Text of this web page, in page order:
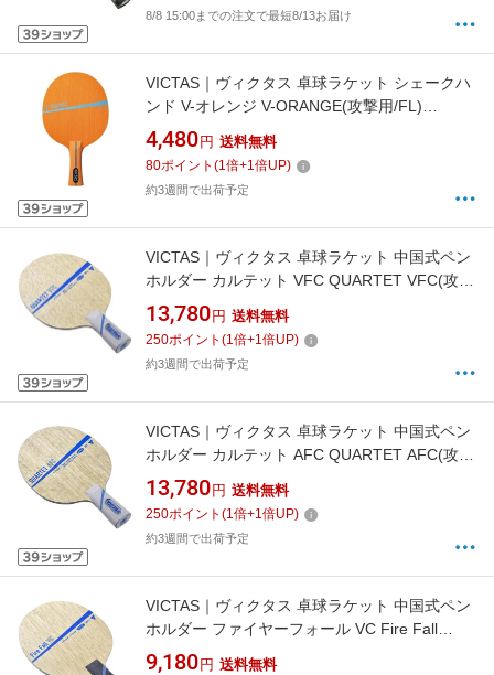
8/8 15:00までの注文で最短8/13お届け
VICTAS｜ヴィクタス 卓球ラケット シェークハ
ンド V-オレンジ V-ORANGE(攻撃用/FL)
310234
4,480 円 送料無料
80ポイント (1倍+1倍UP)
約3週間で出荷予定
VICTAS｜ヴィクタス 卓球ラケット 中国式ペン
ホルダー カルテット VFC QUARTET VFC(攻撃
用/CHN) 028403
13,780 円 送料無料
250ポイント (1倍+1倍UP)
約3週間で出荷予定
VICTAS｜ヴィクタス 卓球ラケット 中国式ペン
ホルダー カルテット AFC QUARTET AFC(攻撃
用/CHN) 028603
13,780 円 送料無料
250ポイント (1倍+1倍UP)
約3週間で出荷予定
VICTAS｜ヴィクタス 卓球ラケット 中国式ペン
ホルダー ファイヤーフォール VC Fire Fall
VC(攻撃用/CHN) 027753
9,180 円 送料無料